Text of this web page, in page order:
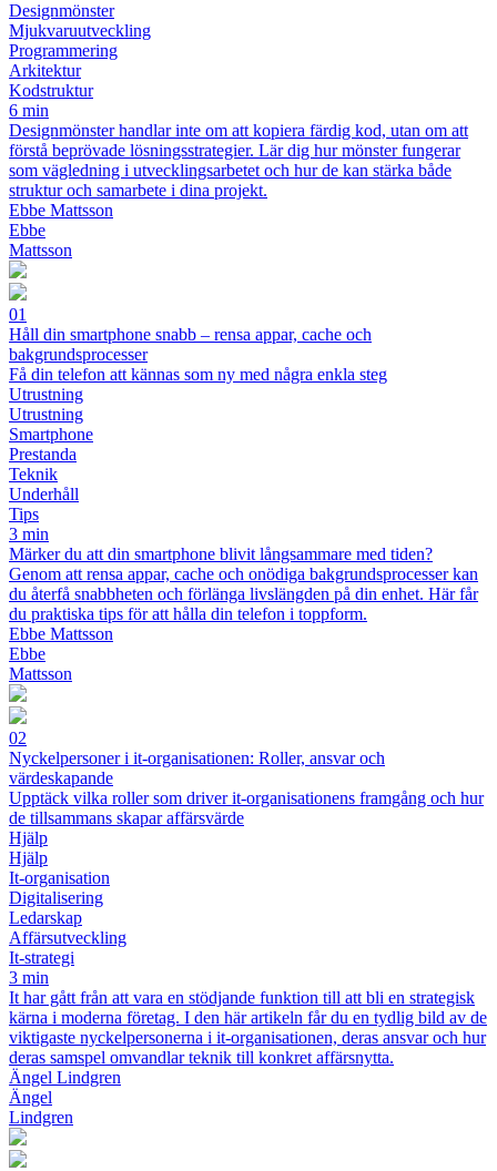
Designmönster
Mjukvaruutveckling
Programmering
Arkitektur
Kodstruktur
6 min
Designmönster handlar inte om att kopiera färdig kod, utan om att
förstå beprövade lösningsstrategier. Lär dig hur mönster fungerar
som vägledning i utvecklingsarbetet och hur de kan stärka både
struktur och samarbete i dina projekt.
Ebbe Mattsson
Ebbe
Mattsson
01
Håll din smartphone snabb – rensa appar, cache och
bakgrundsprocesser
Få din telefon att kännas som ny med några enkla steg
Utrustning
Utrustning
Smartphone
Prestanda
Teknik
Underhåll
Tips
3 min
Märker du att din smartphone blivit långsammare med tiden?
Genom att rensa appar, cache och onödiga bakgrundsprocesser kan
du återfå snabbheten och förlänga livslängden på din enhet. Här får
du praktiska tips för att hålla din telefon i toppform.
Ebbe Mattsson
Ebbe
Mattsson
02
Nyckelpersoner i it-organisationen: Roller, ansvar och
värdeskapande
Upptäck vilka roller som driver it-organisationens framgång och hur
de tillsammans skapar affärsvärde
Hjälp
Hjälp
It-organisation
Digitalisering
Ledarskap
Affärsutveckling
It-strategi
3 min
It har gått från att vara en stödjande funktion till att bli en strategisk
kärna i moderna företag. I den här artikeln får du en tydlig bild av de
viktigaste nyckelpersonerna i it-organisationen, deras ansvar och hur
deras samspel omvandlar teknik till konkret affärsnytta.
Ängel Lindgren
Ängel
Lindgren